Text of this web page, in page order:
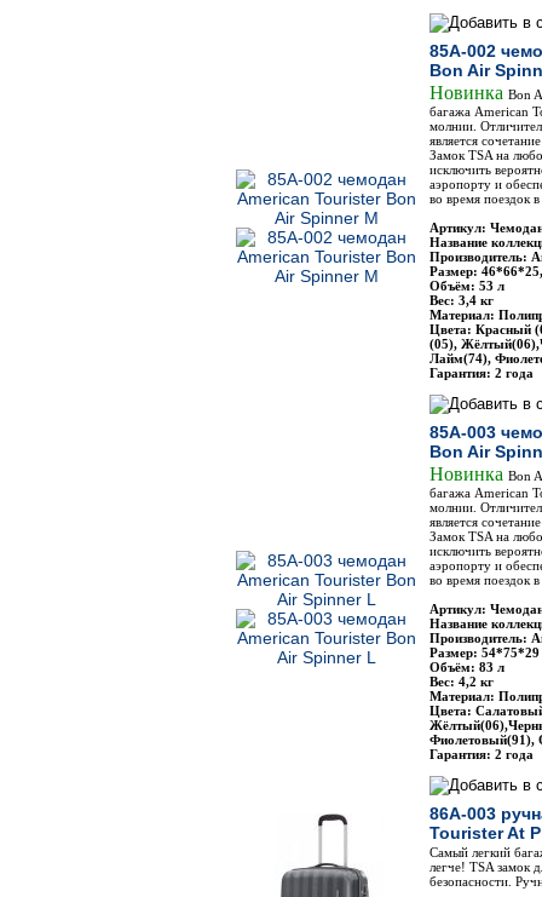
85A-002
Bon Air
Новинка Bon
багажа American
молнии.
является
Замок TSA на
исключить
аэропорту и
во время поездок
Артикул:
Название
Производитель:
Размер:
Объём: 53 л
Вес: 3,4 кг
Материал:
Цвета: Красный
(05),
Лайм(74),
Гарантия: 2 года
85A-003
Bon Air
Новинка Bon
багажа American
молнии.
является
Замок TSA на
исключить
аэропорту и
во время поездок
Артикул:
Название
Производитель:
Размер: 54*75*29
Объём: 83 л
Вес: 4,2 кг
Материал:
Цвета:
Фиолетовый(91),
Гарантия: 2 года
86A-003
Tourister At
Самый легкий
легче! TSA замок
безопасности.